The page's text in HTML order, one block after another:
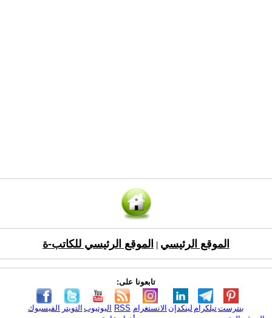
الموقع الرئيسي الموقع الرئيسي للكاتب-ة
تابعونا على:
الفيسبوك التويتر اليوتيوب RSS الانستغرام لينكدإن تيلكرامبنترست